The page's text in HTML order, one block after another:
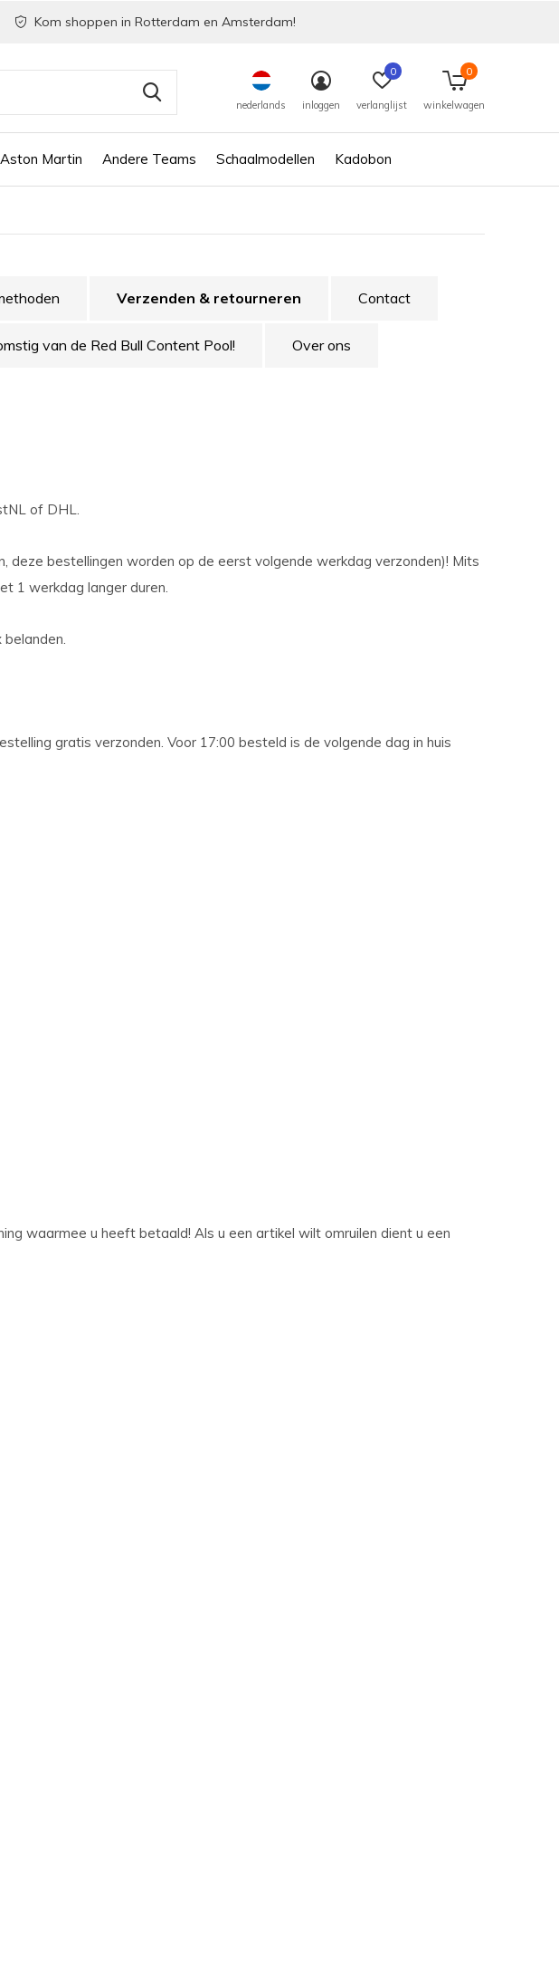
Aston Martin Andere Teams Schaalmodellen Kadobon
nederlands inloggen verlanglijst
0
winkelwagen
0
Kom shoppen in Rotterdam en Amsterdam!
Verzenden & retourneren Contact
van de Red Bull Content Pool! Over ons
of DHL.
bestellingen worden op de eerst volgende werkdag verzonden)! Mits
1 werkdag langer duren.
gratis verzonden. Voor 17:00 besteld is de volgende dag in huis
waarmee u heeft betaald! Als u een artikel wilt omruilen dient u een